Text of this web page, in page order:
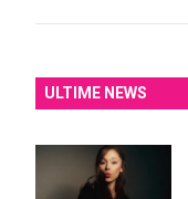
ULTIME NEWS